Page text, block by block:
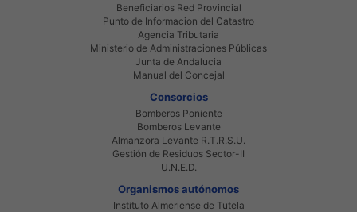
Beneficiarios Red Provincial
Punto de Informacion del Catastro
Agencia Tributaria
Ministerio de Administraciones Públicas
Junta de Andalucia
Manual del Concejal
Consorcios
Bomberos Poniente
Bomberos Levante
Almanzora Levante R.T.R.S.U.
Gestión de Residuos Sector-II
U.N.E.D.
Organismos autónomos
Instituto Almeriense de Tutela